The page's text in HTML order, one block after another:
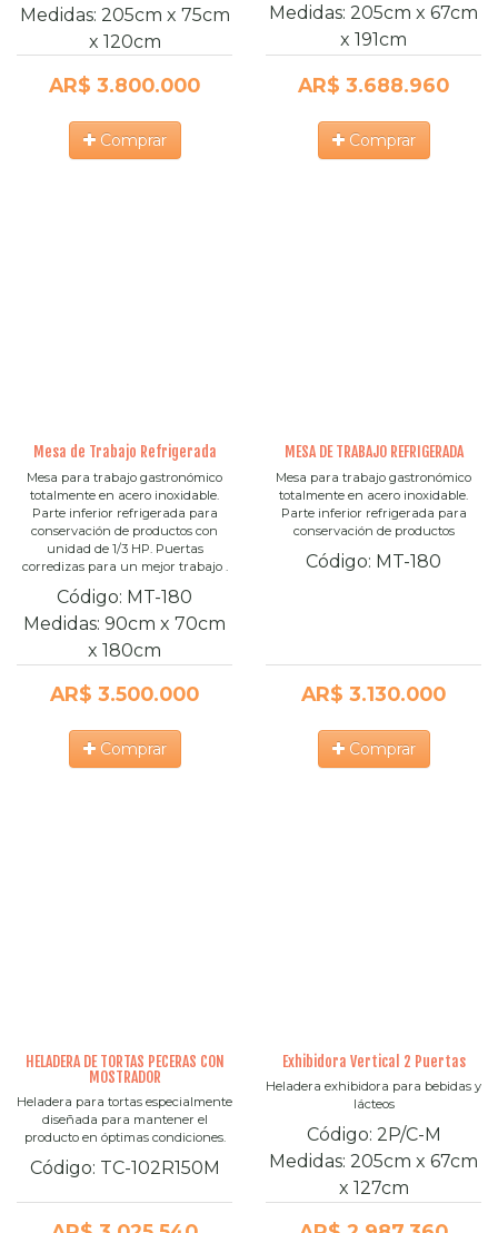
Medidas: 205cm x 75cm
x 120cm
AR$ 3.800.000
Comprar
Medidas: 205cm x 67cm
x 191cm
AR$ 3.688.960
Comprar
Mesa de Trabajo Refrigerada
Mesa para trabajo gastronómico
totalmente en acero inoxidable.
Parte inferior refrigerada para
conservación de productos con
unidad de 1/3 HP. Puertas
corredizas para un mejor trabajo .
Código: MT-180
Medidas: 90cm x 70cm
x 180cm
AR$ 3.500.000
Comprar
MESA DE TRABAJO REFRIGERADA
Mesa para trabajo gastronómico
totalmente en acero inoxidable.
Parte inferior refrigerada para
conservación de productos
Código: MT-180
AR$ 3.130.000
Comprar
HELADERA DE TORTAS PECERAS CON
MOSTRADOR
Heladera para tortas especialmente
diseñada para mantener el
producto en óptimas condiciones.
Código: TC-102R150M
Exhibidora Vertical 2 Puertas
Heladera exhibidora para bebidas y
lácteos
Código: 2P/C-M
Medidas: 205cm x 67cm
x 127cm